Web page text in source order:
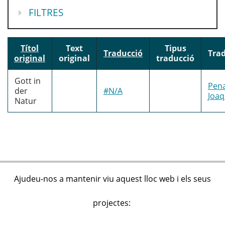
MOSTRA
FILTRES
Títol
original
Text
original
Traducció
Tipus
traducció
Gott in
der
Natur
#N/A
Ajudeu-nos a mantenir viu aquest lloc web i els seus
projectes: